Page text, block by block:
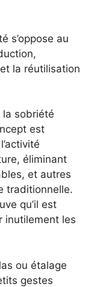
s’oppose au
la réutilisation
la sobriété
est
éliminant
et autres
traditionnelle.
qu’il est
inutilement les
ou étalage
gestes